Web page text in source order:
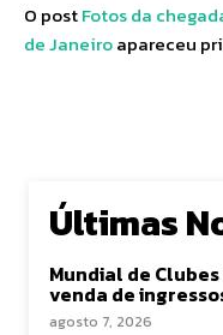
O postFotos da
de Janeiroapareceu
Últimas
Mundial de
venda de
agosto 7, 2026